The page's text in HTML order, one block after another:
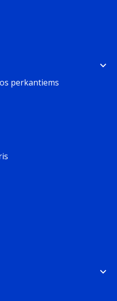
perkantiems